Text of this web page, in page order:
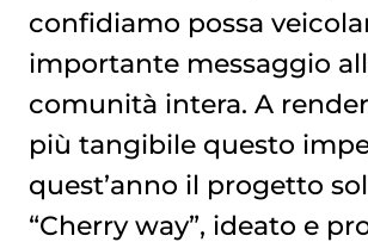
confidiamo possa
importante messaggio
comunità intera. A
più tangibile questo
quest’anno il progetto
“Cherry way”, ideato e